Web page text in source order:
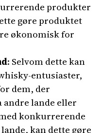
produkter
gøre produktet
økonomisk for
: Selvom dette kan
entusiaster,
dem, der
lande eller
konkurrerende
kan dette gøre